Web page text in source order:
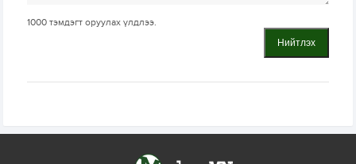
1000 тэмдэгт оруулах үлдлээ.
Нийтлэх